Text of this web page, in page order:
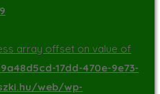
array offset on value of
17dd-470e-9e73-
web/wp-